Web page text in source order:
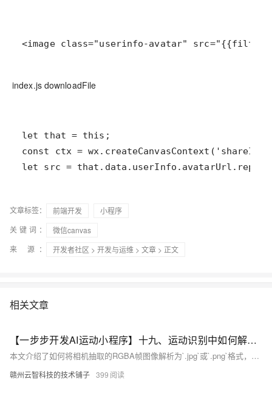
<image class="userinfo-avatar"
index.js downloadFile
文章标签： 前端开发
小程序
关键词：
微信canvas
来 源：
开发者社区 > 开发与运维 > 文章 > 正文
相关文章
【一步步开发AI运动小程序】十九、运动识别中如何解析RGBA帧图片？
本文介绍了如何将相机抽取的RGBA帧图像解析为`.jpg`或`.png`格式，适用于体测、赛事等场景。首先讲解了RGBA图像结构，其为一维数组，每四个元素表示一个像素的颜色与透明度值。接着通过`uni.createOffscreenCanvas()`创建离屏画布以减少绘制干扰，并提供代码实现，将RGBA数据逐像素绘制到画布上生成图片。最后说明了为何不直接使用拍照API及图像转换的调用频率建议，强调应先暂存帧数据，运动结束后再进行转换和上传，以优化性能。
赣州云智科技的技术铺子 399